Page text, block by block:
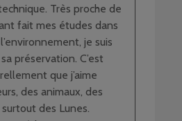
Très proche de
fait mes études dans
je suis
préservation. C’est
que j’aime
des animaux, des
des Lunes.